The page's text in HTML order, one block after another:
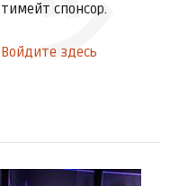
спонсор.
Войдите здесь